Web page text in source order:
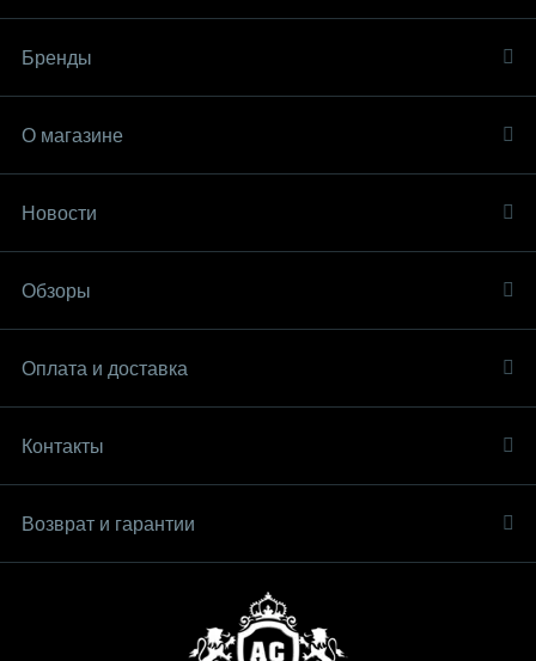
Бренды
О магазине
Новости
Обзоры
Оплата и доставка
Контакты
Возврат и гарантии